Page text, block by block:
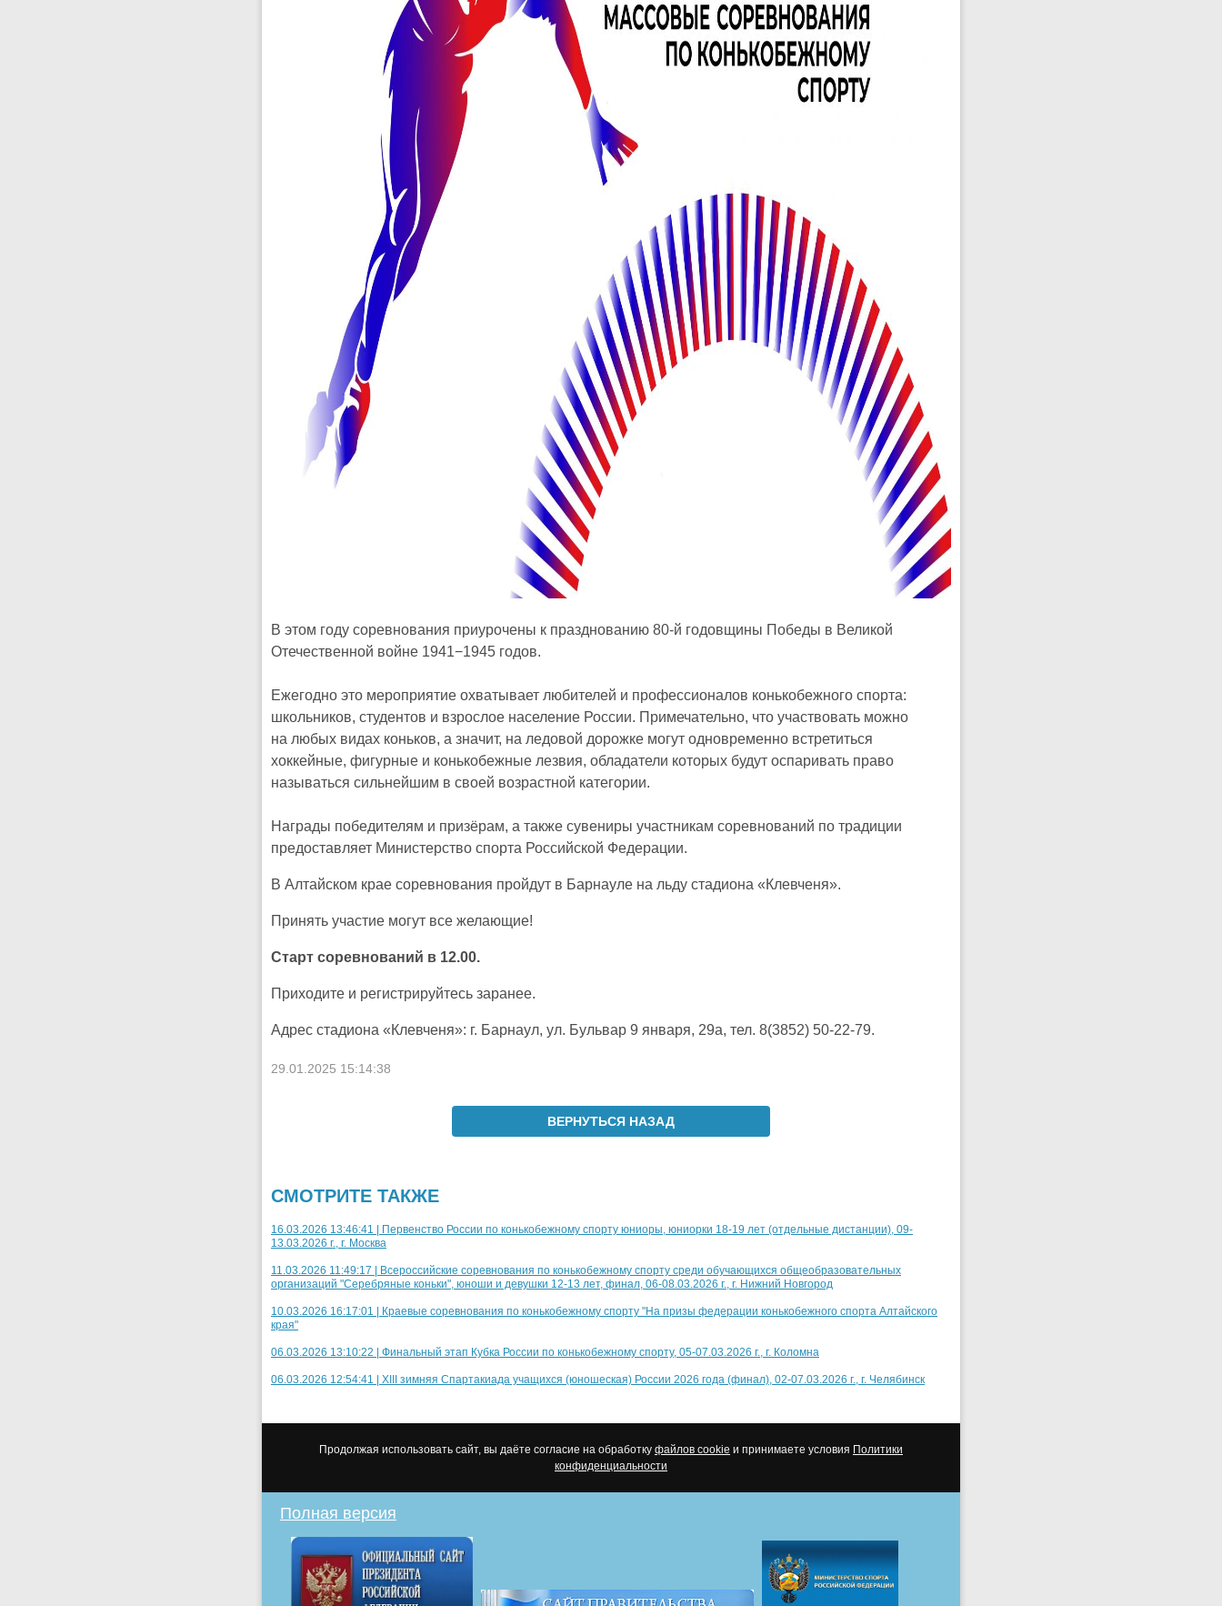
В этом году соревнования приурочены к празднованию 80-й годовщины Победы в Великой
Отечественной войне 1941−1945 годов.
Ежегодно это мероприятие охватывает любителей и профессионалов конькобежного спорта:
школьников, студентов и взрослое население России. Примечательно, что участвовать можно
на любых видах коньков, а значит, на ледовой дорожке могут одновременно встретиться
хоккейные, фигурные и конькобежные лезвия, обладатели которых будут оспаривать право
называться сильнейшим в своей возрастной категории.
Награды победителям и призёрам, а также сувениры участникам соревнований по традиции
предоставляет Министерство спорта Российской Федерации.
В Алтайском крае соревнования пройдут в Барнауле на льду стадиона «Клевченя».
Принять участие могут все желающие!
Старт соревнований в 12.00.
Приходите и регистрируйтесь заранее.
Адрес стадиона «Клевченя»: г. Барнаул, ул. Бульвар 9 января, 29а, тел. 8(3852) 50-22-79.
29.01.2025 15:14:38
ВЕРНУТЬСЯ НАЗАД
СМОТРИТЕ ТАКЖЕ
16.03.2026 13:46:41 | Первенство России по конькобежному спорту юниоры, юниорки 18-19 лет (отдельные дистанции), 09-
13.03.2026 г., г. Москва
11.03.2026 11:49:17 | Всероссийские соревнования по конькобежному спорту среди обучающихся общеобразовательных
организаций "Серебряные коньки", юноши и девушки 12-13 лет, финал, 06-08.03.2026 г., г. Нижний Новгород
10.03.2026 16:17:01 | Краевые соревнования по конькобежному спорту "На призы федерации конькобежного спорта Алтайского
края"
06.03.2026 13:10:22 | Финальный этап Кубка России по конькобежному спорту, 05-07.03.2026 г., г. Коломна
06.03.2026 12:54:41 | XIII зимняя Спартакиада учащихся (юношеская) России 2026 года (финал), 02-07.03.2026 г., г. Челябинск
Продолжая использовать сайт, вы даёте согласие на обработку файлов cookie и принимаете условия Политики
конфиденциальности
Полная версия